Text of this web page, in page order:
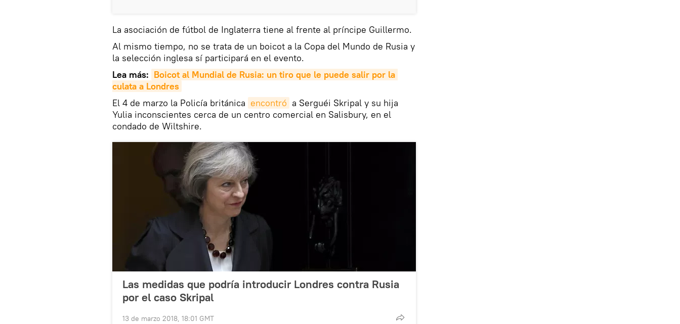
La asociación de fútbol de Inglaterra tiene al frente al príncipe Guillermo.
Al mismo tiempo, no se trata de un boicot a la Copa del Mundo de Rusia y
la selección inglesa sí participará en el evento.
Lea más: Boicot al Mundial de Rusia: un tiro que le puede salir por la
culata a Londres
El 4 de marzo la Policía británica encontró a Serguéi Skripal y su hija
Yulia inconscientes cerca de un centro comercial en Salisbury, en el
condado de Wiltshire.
Las medidas que podría introducir Londres contra Rusia
por el caso Skripal
13 de marzo 2018, 18:01 GMT